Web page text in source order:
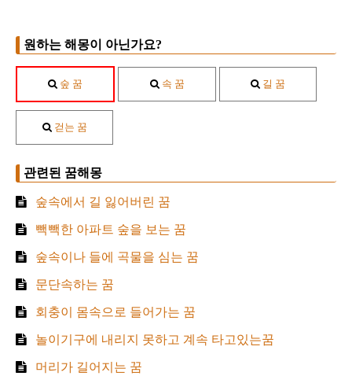
원하는 해몽이 아닌가요?
숲 꿈 속 꿈 길 꿈
걷는 꿈
관련된 꿈해몽
숲속에서 길 잃어버린 꿈
빽빽한 아파트 숲을 보는 꿈
숲속이나 들에 곡물을 심는 꿈
문단속하는 꿈
회충이 몸속으로 들어가는 꿈
놀이기구에 내리지 못하고 계속 타고있는꿈
머리가 길어지는 꿈